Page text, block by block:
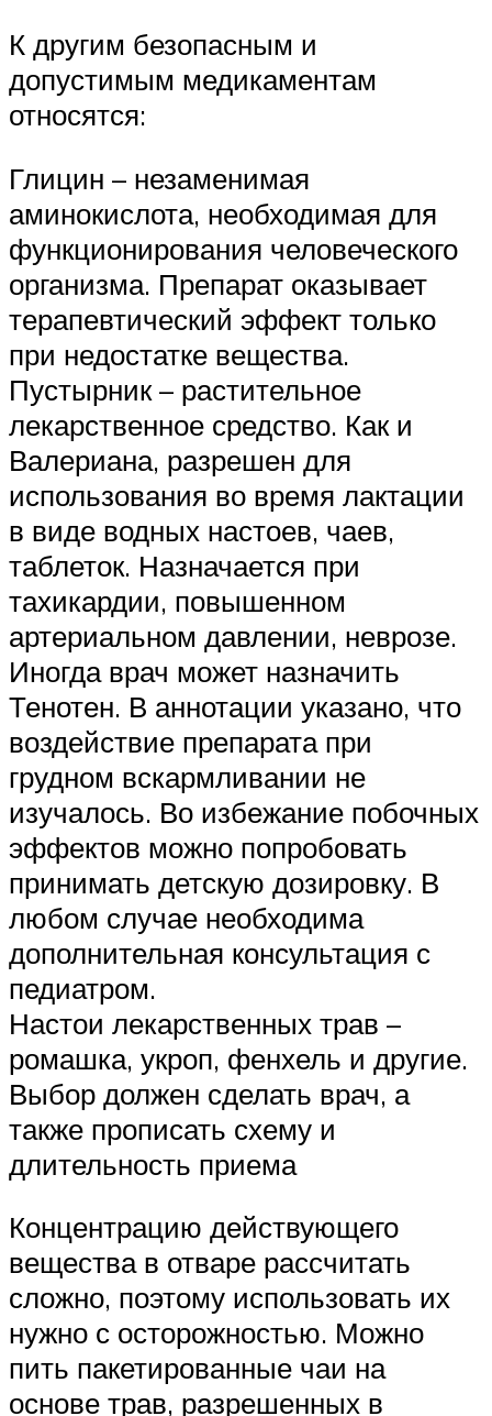
К другим безопасным и
допустимым медикаментам
относятся:
Глицин – незаменимая
аминокислота, необходимая для
функционирования человеческого
организма. Препарат оказывает
терапевтический эффект только
при недостатке вещества.
Пустырник – растительное
лекарственное средство. Как и
Валериана, разрешен для
использования во время лактации
в виде водных настоев, чаев,
таблеток. Назначается при
тахикардии, повышенном
артериальном давлении, неврозе.
Иногда врач может назначить
Тенотен. В аннотации указано, что
воздействие препарата при
грудном вскармливании не
изучалось. Во избежание побочных
эффектов можно попробовать
принимать детскую дозировку. В
любом случае необходима
дополнительная консультация с
педиатром.
Настои лекарственных трав –
ромашка, укроп, фенхель и другие.
Выбор должен сделать врач, а
также прописать схему и
длительность приема
Концентрацию действующего
вещества в отваре рассчитать
сложно, поэтому использовать их
нужно с осторожностью. Можно
пить пакетированные чаи на
основе трав, разрешенных в